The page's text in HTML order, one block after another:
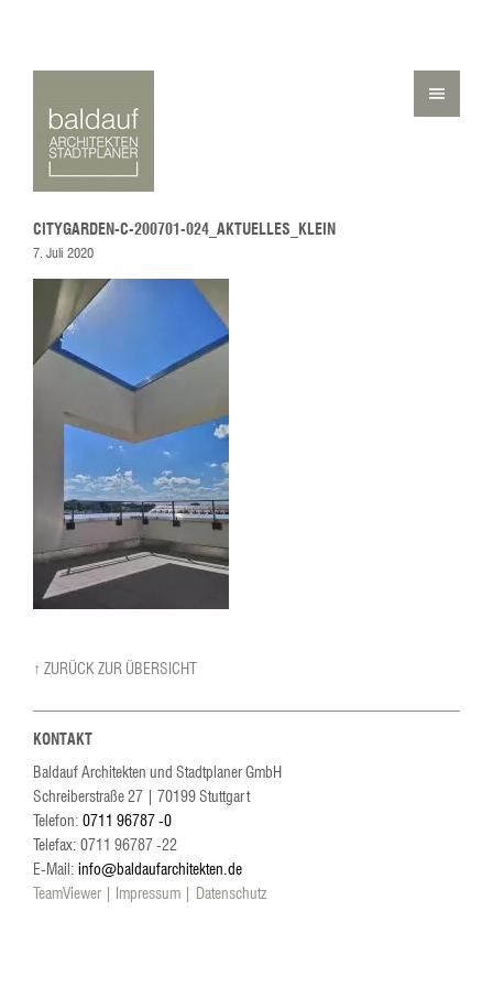
CITYGARDEN-C-200701-024_AKTUELLES_KLEIN
7. Juli 2020
↑ ZURÜCK ZUR ÜBERSICHT
KONTAKT
Baldauf Architekten und Stadtplaner GmbH
Schreiberstraße 27| 70199Stuttgart
Telefon: 0711 96787 -0
Telefax: 0711 96787 -22
E-Mail: info@baldaufarchitekten.de
TeamViewer
Impressum Datenschutz